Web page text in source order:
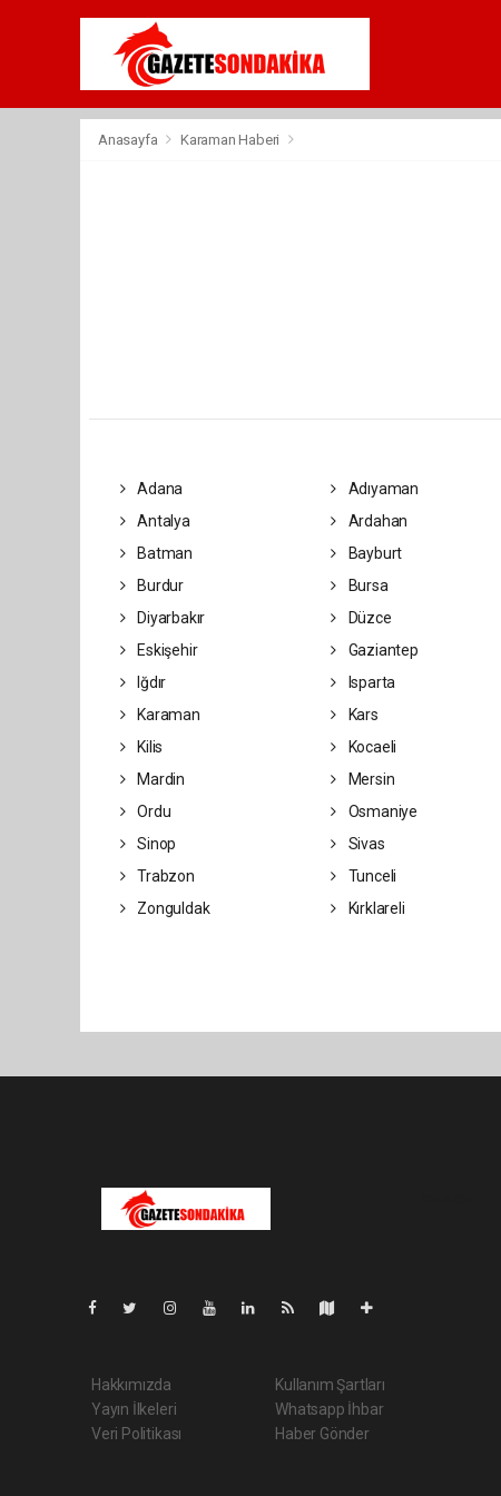
Anasayfa Karaman Haberi
Adana Adıyaman
Antalya
Ardahan
Batman
Bayburt
Burdur
Bursa
Diyarbakır
Düzce
Eskişehir
Gaziantep
Iğdır
Isparta
Karaman
Kars
Kilis
Kocaeli
Mardin
Mersin
Ordu
Osmaniye
Sinop
Sivas
Trabzon
Tunceli
Zonguldak
Kırklareli
Hakkımızda
Yayın İlkeleri
Veri Politikası
Kullanım Şartları
Whatsapp İhbar
Haber Gönder